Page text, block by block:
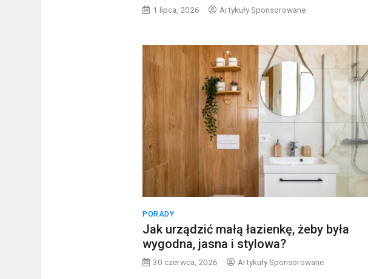
1 lipca, 2026 Artykuły Sponsorowane
PORADY
Jak urządzić małą łazienkę, żeby była
wygodna, jasna i stylowa?
30 czerwca, 2026 Artykuły Sponsorowane